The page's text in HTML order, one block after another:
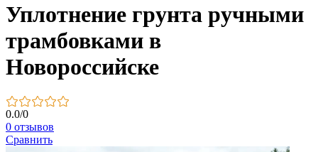
Уплотнение грунта ручными
трамбовками в
Новороссийске
0.0/0
0 отзывов
Сравнить